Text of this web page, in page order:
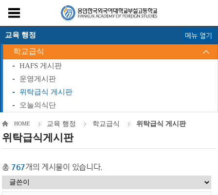
교육 행정
학교급식
HAFS 게시판
운영게시판
위탁급식 게시판
오늘의식단
메뉴 열기
HOME 교육 행정 학교급식 위탁급식 게시판
위탁급식게시판
총 767개의 게시물이 있습니다.